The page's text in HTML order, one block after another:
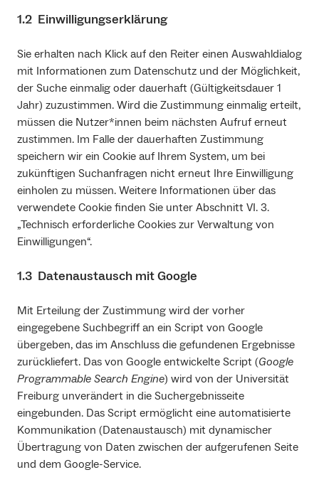
1.2 Einwilligungserklärung
Sie erhalten nach Klick auf den Reiter einen Auswahldialog
mit Informationen zum Datenschutz und der Möglichkeit,
der Suche einmalig oder dauerhaft (Gültigkeitsdauer 1
Jahr) zuzustimmen. Wird die Zustimmung einmalig erteilt,
müssen die Nutzer*innen beim nächsten Aufruf erneut
zustimmen. Im Falle der dauerhaften Zustimmung
speichern wir ein Cookie auf Ihrem System, um bei
zukünftigen Suchanfragen nicht erneut Ihre Einwilligung
einholen zu müssen. Weitere Informationen über das
verwendete Cookie finden Sie unter Abschnitt VI. 3.
„Technisch erforderliche Cookies zur Verwaltung von
Einwilligungen“.
1.3 Datenaustausch mit Google
Mit Erteilung der Zustimmung wird der vorher
eingegebene Suchbegriff an ein Script von Google
übergeben, das im Anschluss die gefundenen Ergebnisse
zurückliefert. Das von Google entwickelte Script (Google
Programmable Search Engine) wird von der Universität
Freiburg unverändert in die Suchergebnisseite
eingebunden. Das Script ermöglicht eine automatisierte
Kommunikation (Datenaustausch) mit dynamischer
Übertragung von Daten zwischen der aufgerufenen Seite
und dem Google-Service.